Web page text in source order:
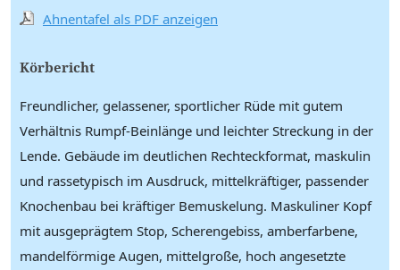
Ahnentafel als PDF anzeigen
Körbericht
Freundlicher, gelassener, sportlicher Rüde mit gutem
Verhältnis Rumpf-Beinlänge und leichter Streckung in der
Lende. Gebäude im deutlichen Rechteckformat, maskulin
und rassetypisch im Ausdruck, mittelkräftiger, passender
Knochenbau bei kräftiger Bemuskelung. Maskuliner Kopf
mit ausgeprägtem Stop, Scherengebiss, amberfarbene,
mandelförmige Augen, mittelgroße, hoch angesetzte